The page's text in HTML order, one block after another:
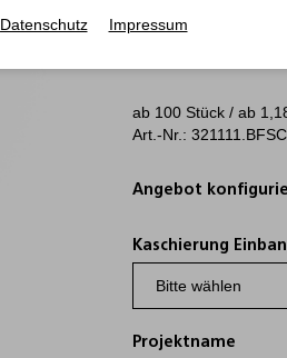
Fläche für Logo
Haftnotizen ist
ab 100 Stück / ab
Art.-Nr.: 321111.BFSC
Angebot
Kaschierung
Projektname
Datenschutz Impressum